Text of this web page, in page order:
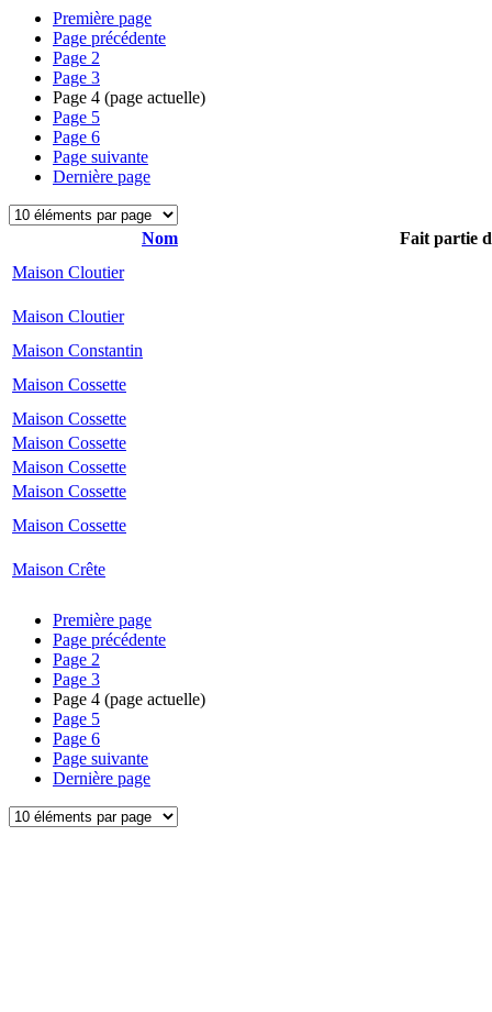
Première page
Page précédente
Page 2
Page 3
Page 4 (page actuelle)
Page 5
Page 6
Page suivante
Dernière page
Nom
Fait partie
Maison Cloutier
Maison Cloutier
Maison Constantin
Maison Cossette
Maison Cossette
Maison Cossette
Maison Cossette
Maison Cossette
Maison Cossette
Maison Crête
Première page
Page précédente
Page 2
Page 3
Page 4 (page actuelle)
Page 5
Page 6
Page suivante
Dernière page